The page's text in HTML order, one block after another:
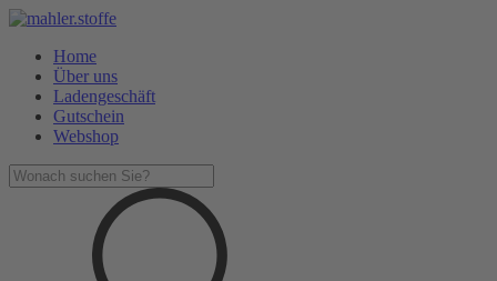
Home
Über uns
Ladengeschäft
Gutschein
Webshop